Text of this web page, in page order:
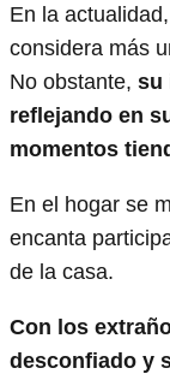
En la
considera más
No obstante, su
reflejando en
momentos
En el hogar se
encanta
de la casa.
Con los
desconfiado y